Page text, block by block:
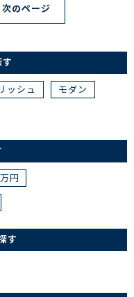
次のページ
ッシュ モダン
円
す